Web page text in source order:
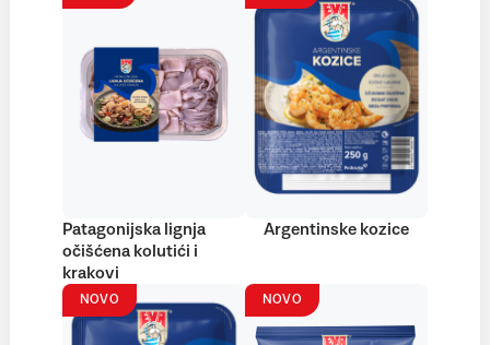
Patagonijska lignja
očišćena kolutići i
krakovi
Argentinske kozice
NOVO NOVO